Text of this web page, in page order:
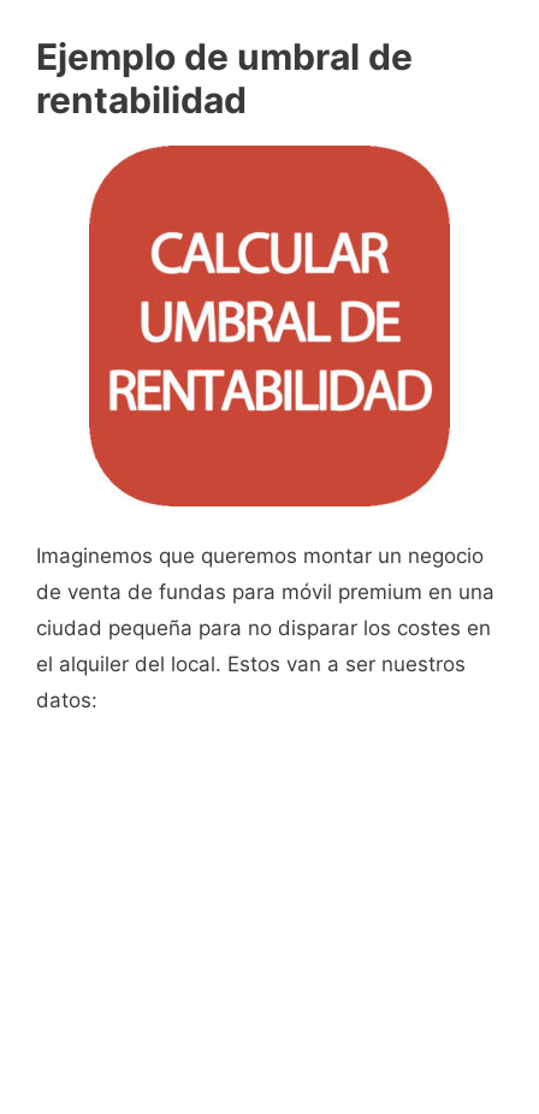
Ejemplo de umbral de
rentabilidad
Imaginemos que queremos montar un negocio
de venta de fundas para móvil premium en una
ciudad pequeña para no disparar los costes en
el alquiler del local. Estos van a ser nuestros
datos: